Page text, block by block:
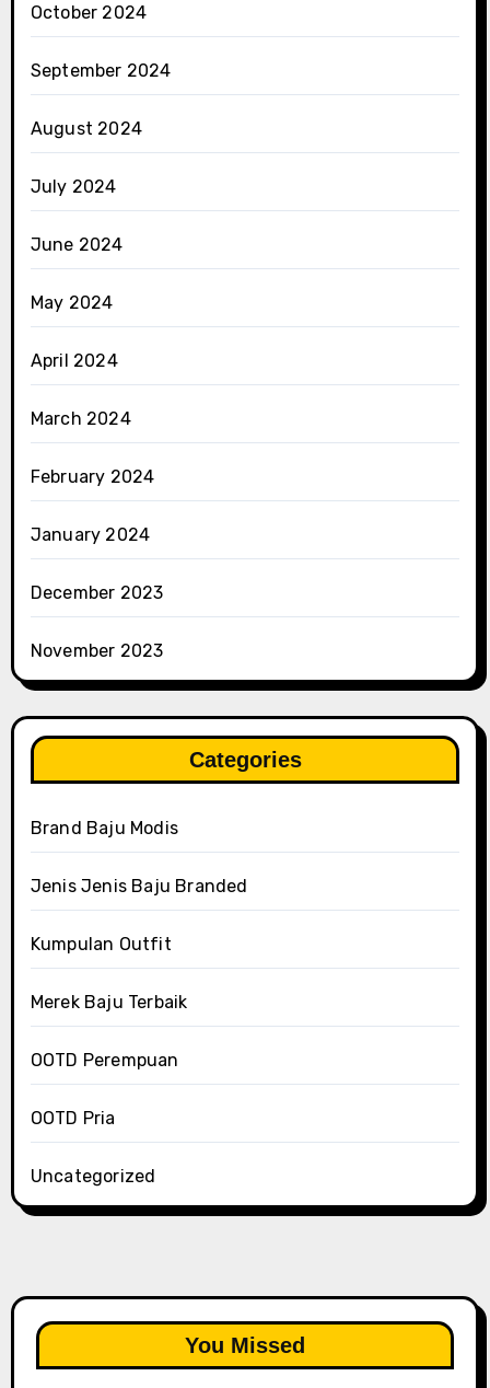
October 2024
September 2024
August 2024
July 2024
June 2024
May 2024
April 2024
March 2024
February 2024
January 2024
December 2023
November 2023
Categories
Brand Baju Modis
Jenis Jenis Baju Branded
Kumpulan Outfit
Merek Baju Terbaik
OOTD Perempuan
OOTD Pria
Uncategorized
You Missed